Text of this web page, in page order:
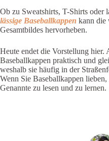
Ob zu Sweatshirts, T-Shirts oder
lässige Baseballkappen kann die
Gesamtbildes hervorheben.
Heute endet die Vorstellung hier.
Baseballkappen praktisch und
weshalb sie häufig in der
Wenn Sie Baseballkappen
Genannte zu lesen und zu lernen.